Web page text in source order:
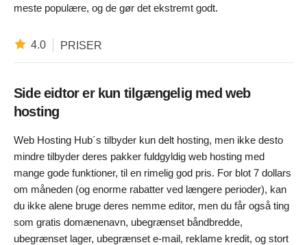
meste populære, og de gør det ekstremt godt.
4.0 PRISER
Side eidtor er kun tilgængelig med web
hosting
Web Hosting Hub´s tilbyder kun delt hosting, men ikke desto
mindre tilbyder deres pakker fuldgyldig web hosting med
mange gode funktioner, til en rimelig god pris. For blot 7 dollars
om måneden (og enorme rabatter ved længere perioder), kan
du ikke alene bruge deres nemme editor, men du får også ting
som gratis domænenavn, ubegrænset båndbredde,
ubegrænset lager, ubegrænset e-mail, reklame kredit, og stort